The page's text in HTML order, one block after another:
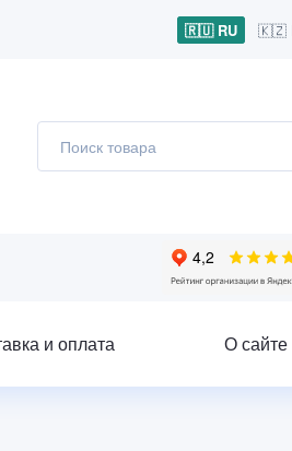
🇷🇺 RU 🇰🇿
и оплата О сайте